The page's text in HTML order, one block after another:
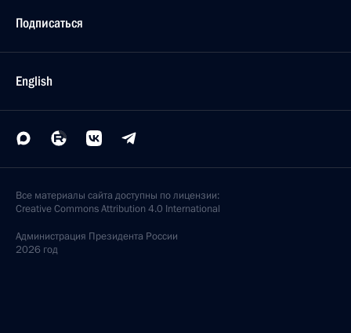
Подписаться
English
Все материалы сайта доступны по лицензии:
Creative Commons Attribution 4.0 International
Администрация Президента России
2026 год